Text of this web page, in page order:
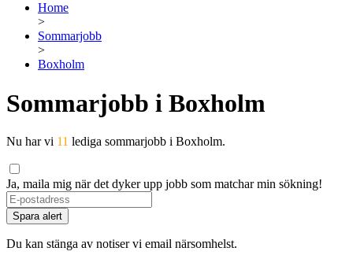
Home
>
Sommarjobb
>
Boxholm
Sommarjobb i Boxholm
Nu har vi 11 lediga sommarjobb i Boxholm.
Ja, maila mig när det dyker upp jobb som matchar min sökning!
Spara alert
Du kan stänga av notiser vi email närsomhelst.